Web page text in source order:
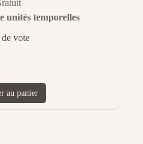
unités temporelles
de vote
au panier